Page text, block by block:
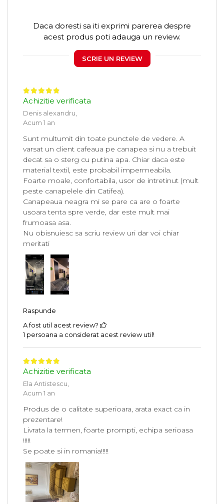
Daca doresti sa iti exprimi parerea despre
acest produs poti adauga un review.
SCRIE UN REVIEW
Achizitie verificata
Denis alexandru,
Acum 1 an
Sunt multumit din toate punctele de vedere. A
varsat un client cafeaua pe canapea si nu a trebuit
decat sa o sterg cu putina apa. Chiar daca este
material textil, este probabil impermeabila.
Foarte moale, confortabila, usor de intretinut (mult
peste canapelele din Catifea).
Canapeaua neagra mi se pare ca are o foarte
usoara tenta spre verde, dar este mult mai
frumoasa asa.
Nu obisnuiesc sa scriu review uri dar voi chiar
meritati
Raspunde
A fost util acest review?
1 persoana a considerat acest review util!
Achizitie verificata
Ela Antistescu,
Acum 1 an
Produs de o calitate superioara, arata exact ca in
prezentare!
Livrata la termen, foarte prompti, echipa serioasa
!!!!!
Se poate si in romania!!!!!